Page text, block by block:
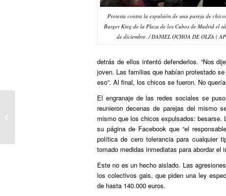
Protesta contra la expulsión de una pareja de
Burger King de la Plaza de los Cubos de Madrid el
de diciembre. / DANIEL OCHOA DE OLZA (
detrás de ellos intentó defenderlos. “Nos
joven. Las familias que habían protestado
eso”. Al final, los chicos se fueron. No
El engranaje de las redes sociales se
reunieron decenas de parejas del mismo
mismo que los chicos expulsados: besarse.
su página de Facebook que “el
política de cero tolerancia para cualquier
tomado medidas inmediatas para abordar el
Este no es un hecho aislado. Las
los colectivos gais, que piden una ley
de hasta 140.000 euros.
EL CORREO:Los pacientes de VIH